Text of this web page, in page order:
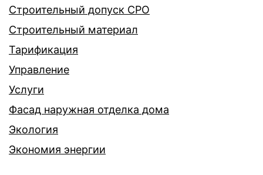
Строительный допуск СРО
Строительный материал
Тарификация
Управление
Услуги
Фасад наружная отделка дома
Экология
Экономия энергии